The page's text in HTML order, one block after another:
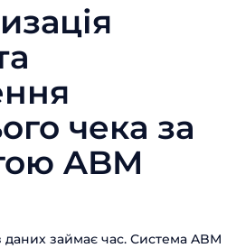
чека за
ABM
даних займає час. Система ABM